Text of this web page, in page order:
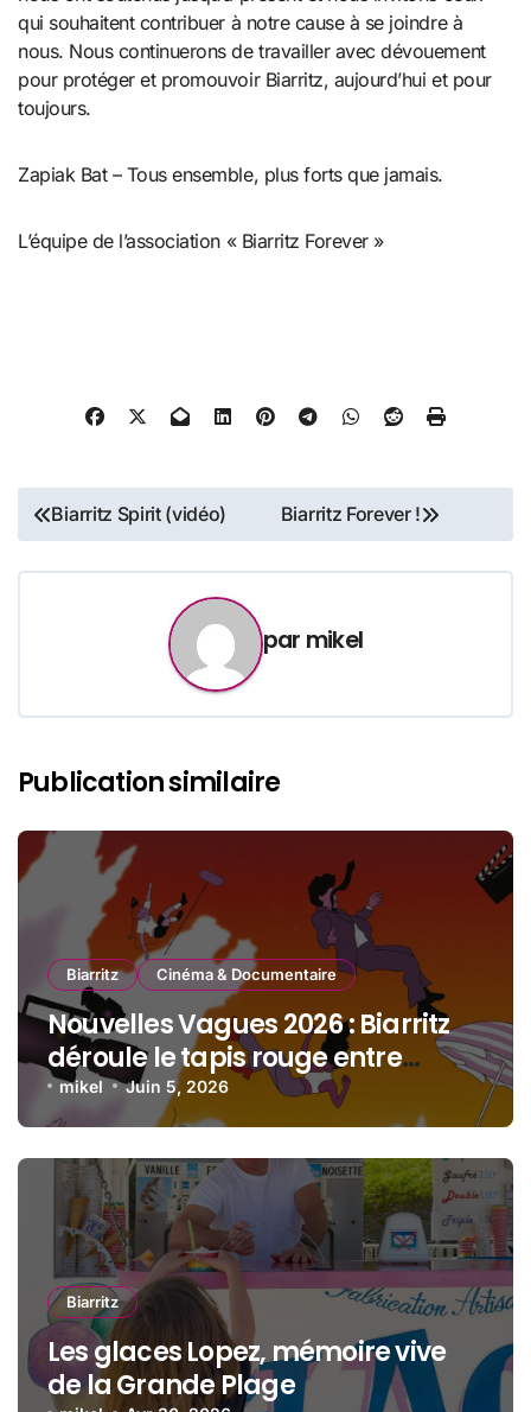
qui souhaitent contribuer à notre cause à se joindre à
nous. Nous continuerons de travailler avec dévouement
pour protéger et promouvoir Biarritz, aujourd’hui et pour
toujours.
Zapiak Bat – Tous ensemble, plus forts que jamais.
L’équipe de l’association « Biarritz Forever »
Navigation
de
Biarritz Spirit (vidéo) Biarritz Forever !
par mikel
Publication similaire
Biarritz Cinéma & Documentaire
Nouvelles Vagues 2026 : Biarritz
déroule le tapis rouge entre
océan, jeunesse et cinéma
mikel Juin 5, 2026
Biarritz
Les glaces Lopez, mémoire vive
de la Grande Plage